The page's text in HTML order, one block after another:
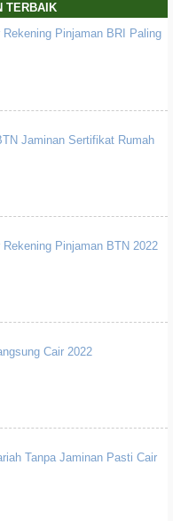
TERBAIK
Pinjaman BRI Paling
Jaminan Sertifikat Rumah
Pinjaman BTN 2022
Cair 2022
Tanpa Jaminan Pasti Cair